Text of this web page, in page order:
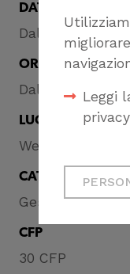
Leggi
privacy
DATA
Dal 24 febbraio
ORA
Dalle 14:30 alle
LUOGO
Webinar su
CATEGORIA
Gestione della
CFP
30 CFP